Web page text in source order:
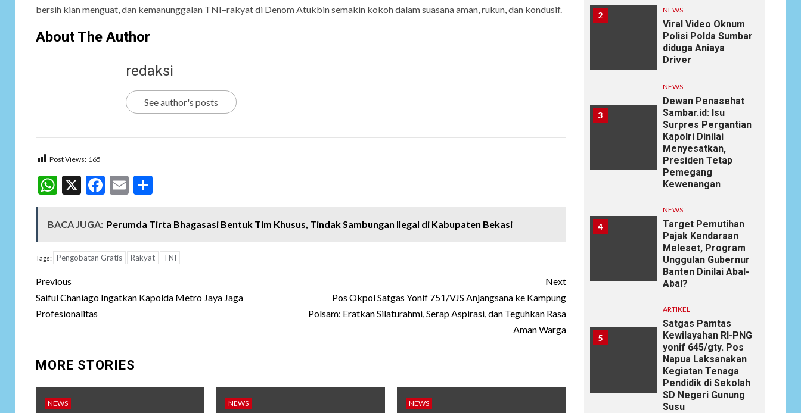
bersih kian menguat, dan kemanunggalan TNI–rakyat di Denom Atukbin semakin kokoh dalam suasana aman, rukun, dan kondusif.
About The Author
redaksi
See author's posts
Post Views: 165
WhatsApp
X Facebook
Email
BACA JUGA: Perumda Tirta Bhagasasi Bentuk Tim Khusus, Tindak Sambungan Ilegal di Kabupaten Bekasi
Tags: Pengobatan Gratis Rakyat TNI
Post
navigation
Previous
Saiful Chaniago Ingatkan Kapolda Metro Jaya Jaga
Profesionalitas
Next
Pos Okpol Satgas Yonif 751/VJS Anjangsana ke Kampung
Polsam: Eratkan Silaturahmi, Serap Aspirasi, dan Teguhkan Rasa
Aman Warga
MORE STORIES
NEWS NEWS NEWS
2 NEWS
Viral Video Oknum
Polisi Polda Sumbar
diduga Aniaya
Driver
3
NEWS
Dewan Penasehat
Sambar.id: Isu
Surpres Pergantian
Kapolri Dinilai
Menyesatkan,
Presiden Tetap
Pemegang
Kewenangan
4
NEWS
Target Pemutihan
Pajak Kendaraan
Meleset, Program
Unggulan Gubernur
Banten Dinilai Abal-
Abal?
5
ARTIKEL
Satgas Pamtas
Kewilayahan RI-PNG
yonif 645/gty. Pos
Napua Laksanakan
Kegiatan Tenaga
Pendidik di Sekolah
SD Negeri Gunung
Susu